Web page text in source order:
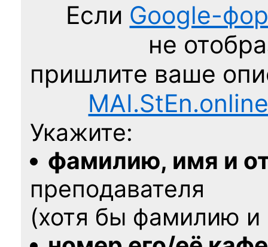
Если Google-
не
пришлите ваше
Укажите:
фамилию, имя и
преподавателя
(хотя бы фамилию